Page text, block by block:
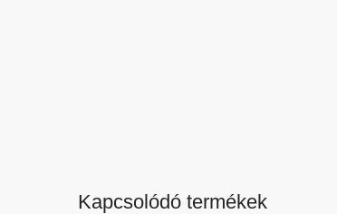
Kapcsolódó termékek